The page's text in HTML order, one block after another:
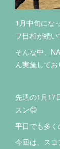
1月中旬にな
フ日和が続い
そんな中、
ん実施してお
先週の1月17
スン😊
平日でも多
今回は、ス